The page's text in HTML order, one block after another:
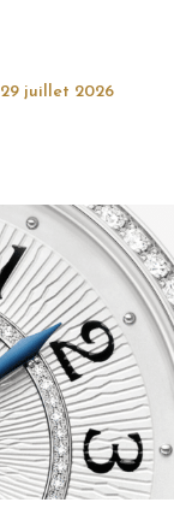
29 juillet 2026